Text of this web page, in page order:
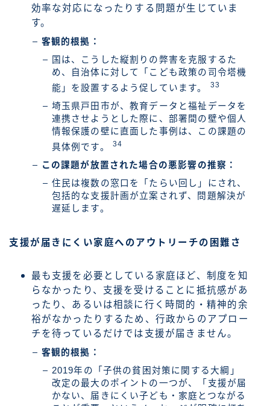
効率な対応になったりする問題が生じていま
す。
客観的根拠：
国は、こうした縦割りの弊害を克服するた
め、自治体に対して「こども政策の司令塔機
能」を設置するよう促しています。 33
埼玉県戸田市が、教育データと福祉データを
連携させようとした際に、部署間の壁や個人
情報保護の壁に直面した事例は、この課題の
具体例です。 34
この課題が放置された場合の悪影響の推察：
住民は複数の窓口を「たらい回し」にされ、
包括的な支援計画が立案されず、問題解決が
遅延します。
支援が届きにくい家庭へのアウトリーチの困難さ
最も支援を必要としている家庭ほど、制度を知
らなかったり、支援を受けることに抵抗感があ
ったり、あるいは相談に行く時間的・精神的余
裕がなかったりするため、行政からのアプロー
チを待っているだけでは支援が届きません。
客観的根拠：
2019年の「子供の貧困対策に関する大綱」
改定の最大のポイントの一つが、「支援が届
かない、届きにくい子ども・家庭とつながる